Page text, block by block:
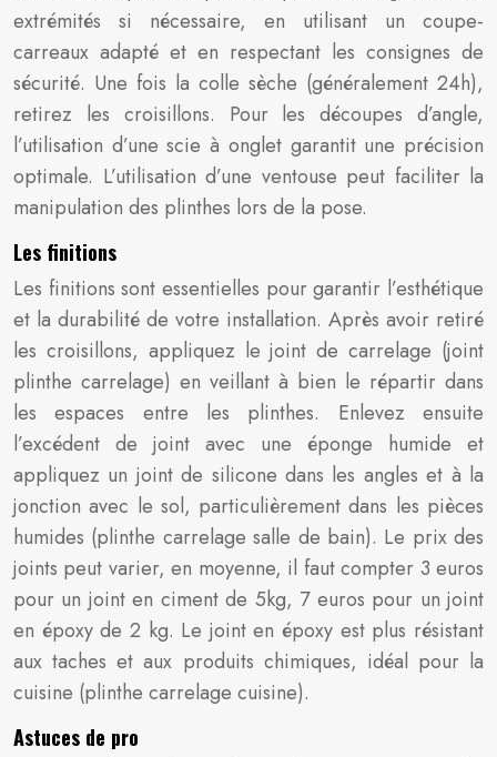
extrémités si nécessaire, en utilisant un coupe-
carreaux adapté et en respectant les consignes de
sécurité. Une fois la colle sèche (généralement 24h),
retirez les croisillons. Pour les découpes d’angle,
l’utilisation d’une scie à onglet garantit une précision
optimale. L’utilisation d’une ventouse peut faciliter la
manipulation des plinthes lors de la pose.
Les finitions
Les finitions sont essentielles pour garantir l’esthétique
et la durabilité de votre installation. Après avoir retiré
les croisillons, appliquez le joint de carrelage (joint
plinthe carrelage) en veillant à bien le répartir dans
les espaces entre les plinthes. Enlevez ensuite
l’excédent de joint avec une éponge humide et
appliquez un joint de silicone dans les angles et à la
jonction avec le sol, particulièrement dans les pièces
humides (plinthe carrelage salle de bain). Le prix des
joints peut varier, en moyenne, il faut compter 3 euros
pour un joint en ciment de 5kg, 7 euros pour un joint
en époxy de 2 kg. Le joint en époxy est plus résistant
aux taches et aux produits chimiques, idéal pour la
cuisine (plinthe carrelage cuisine).
Astuces de pro